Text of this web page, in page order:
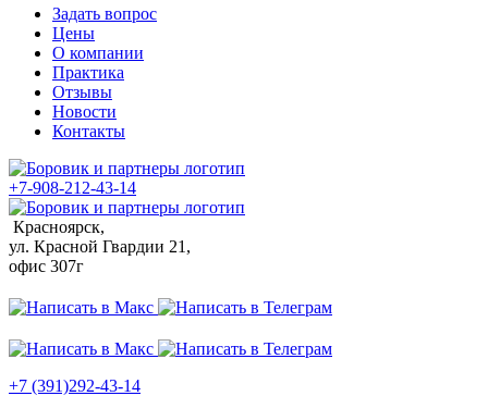
Задать вопрос
Цены
О компании
Практика
Отзывы
Новости
Контакты
+7-908-212-43-14
Красноярск,
ул. Красной Гвардии 21,
офис 307г
+7 (391)292-43-14